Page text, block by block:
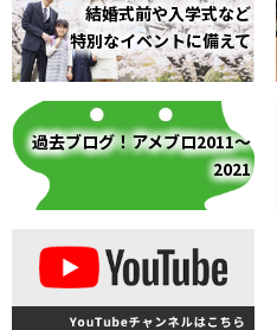
結婚式前や入学式など
特別なイベントに備えて
過去ブログ！アメブロ2011～
2021